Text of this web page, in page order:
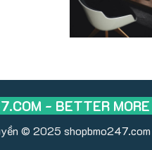
- BETTER
© 2025 shopbmo247.com